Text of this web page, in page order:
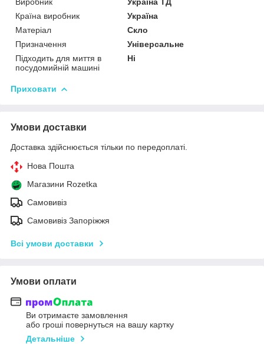
Країна виробник
Україна
Матеріал
Скло
Призначення
Універсальне
Підходить для миття в
посудомийній машині
Ні
Приховати
Умови доставки
Доставка здійснюється тільки по передоплаті.
Нова Пошта
Магазини Rozetka
Самовивіз
Самовивіз Запоріжжя
Всі умови доставки
Умови оплати
Ви отримаєте замовлення
або гроші повернуться на вашу картку
Детальніше